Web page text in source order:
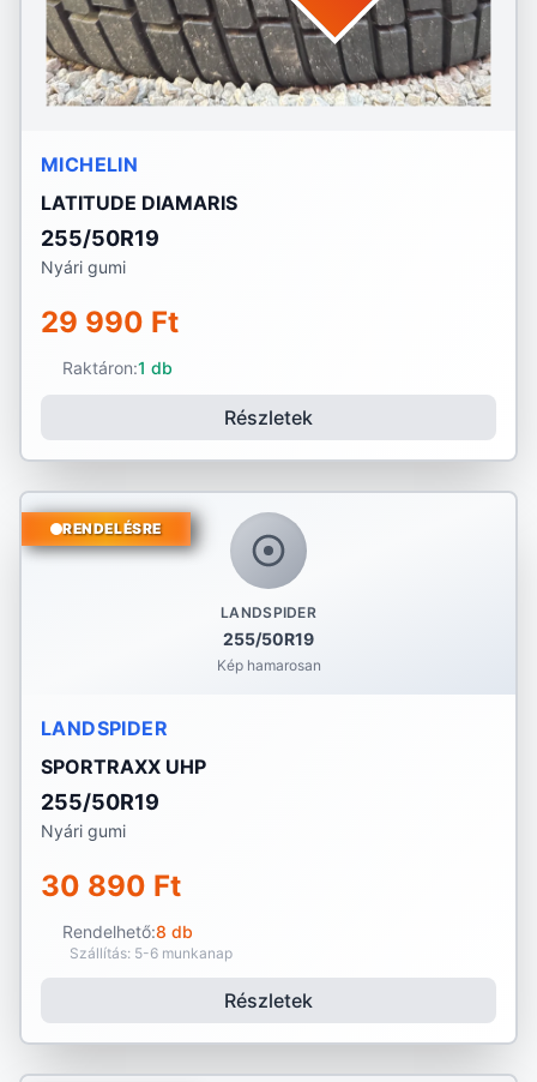
MICHELIN
LATITUDE DIAMARIS
255/50R19
Nyári gumi
29 990 Ft
Raktáron:1 db
Részletek
LANDSPIDER
255/50R19
Kép hamarosan
RENDELÉSRE
LANDSPIDER
SPORTRAXX UHP
255/50R19
Nyári gumi
30 890 Ft
Rendelhető:8 db
Szállítás: 5-6 munkanap
Részletek